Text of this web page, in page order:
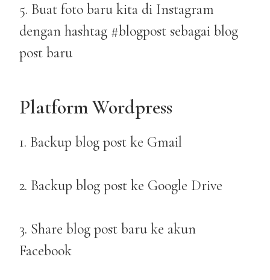
5. Buat foto baru kita di Instagram
dengan hashtag #blogpost sebagai blog
post baru
Platform Wordpress
1. Backup blog post ke Gmail
2. Backup blog post ke Google Drive
3. Share blog post baru ke akun
Facebook